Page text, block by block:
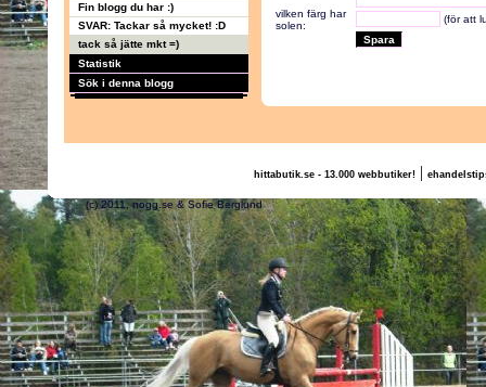
Fin blogg du har :)
SVAR: Tackar så mycket! :D
tack så jätte mkt =)
Statistik
Sök i denna blogg
vilken färg har
solen:
(för att
hittabutik.se - 13.000 webbutiker!|
(c) 2011, nogg.se & Sofie Berglund